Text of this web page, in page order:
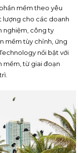
mềm theo yêu
lượng cho các doanh
nghiệm, công ty
mềm tùy chỉnh, ứng
nổi bật với
mềm, từ giai đoạn